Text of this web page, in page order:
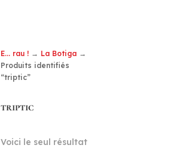
E... rau !→ La Botiga→
Produits identifiés
“triptic”
triptic
Voici le seul résultat